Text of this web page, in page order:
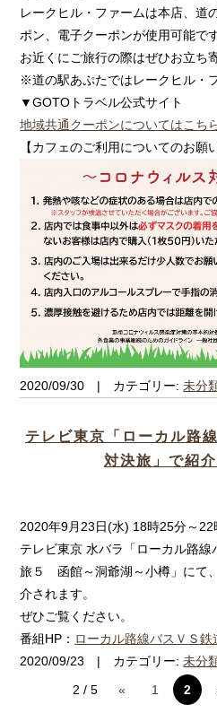
レークヒル・ファームは本店、道
ポン、電子クーポンが使用可能です
お近くにご旅行の際はぜひお立ち
※道の駅あぷたではレークヒル・
▼GOTOトラベル公式サイト
地域共通クーポンについてはこち
【カフェのご利用についてのお願い
2020/09/30 | カテゴリー:未分
テレビ東京「ローカル路
対決旅」で紹介
2020年9月23日(水) 18時25分～22
テレビ東京 水バラ「ローカル路
旅５ 函館～洞爺湖～小樽」にて
介されます。
ぜひご覧ください。
番組HP： ローカル路線バスＶＳ
2020/09/23 | カテゴリー:未分
2 / 5
« 1 2